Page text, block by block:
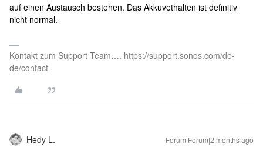
auf einen Austausch bestehen. Das Akkuvethalten ist definitiv
nicht normal.
Kontakt zum Support Team…. https://support.sonos.com/de-
de/contact
Hedy L. Forum|Forum|2 months ago